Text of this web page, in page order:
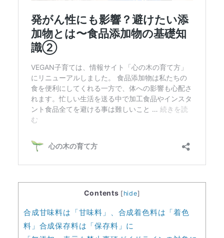
Contents [ hide]
合成甘味料は「甘味料」、合成着色料は「着色
料」合成保存料は「保存料」に